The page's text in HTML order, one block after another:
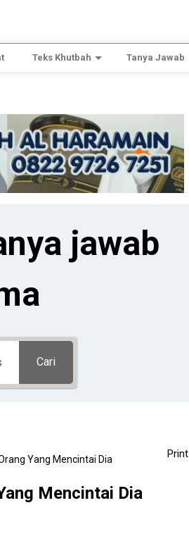
Teks Khutbah Tanya Jawab
jawab
Cari
Yang Mencintai Dia
Print
Mencintai Dia